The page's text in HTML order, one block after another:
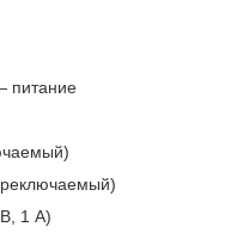
питание
1 А)